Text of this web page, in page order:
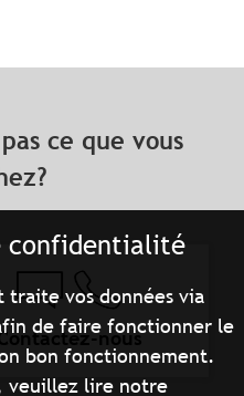
confidentialité
traite vos données via
de faire fonctionner le
bon fonctionnement.
veuillez lire notre
ce que vous
nous